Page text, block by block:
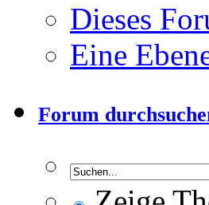
Dieses
Eine
Forum